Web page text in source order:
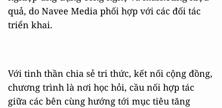
quả, do Navee Media phối hợp với các đối tác
triển khai.
Với tinh thần chia sẻ tri thức, kết nối cộng đồng,
chương trình là nơi học hỏi, cầu nối hợp tác
giữa các bên cùng hướng tới mục tiêu tăng